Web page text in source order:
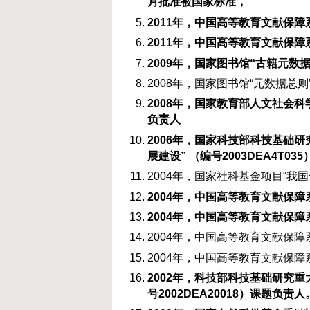
2011年，中国高等教育文献保障
2011年，中国高等教育文献保障
2009年，国家图书馆“古籍元数
2008年，国家图书馆“元数据总
2008年，国家教育部人文社会
负责人
2006年，国家科技部科技基础研
展建设”
（编号2003DEA4T035
2004年，国家社科基金项目“我
2004年，中国高等教育文献保障
2004年，中国高等教育文献保障
2004年，中国高等教育文献保障
2004年，中国高等教育文献保障
2002年，科技部科技基础研究重
号2002DEA20018）课题负责人